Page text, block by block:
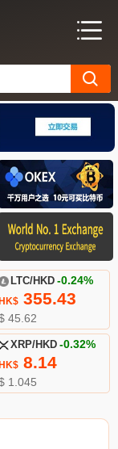
LTC/HKD -0.24%
HK$355.43
45.62
XRP/HKD -0.32%
HK$8.14
1.045